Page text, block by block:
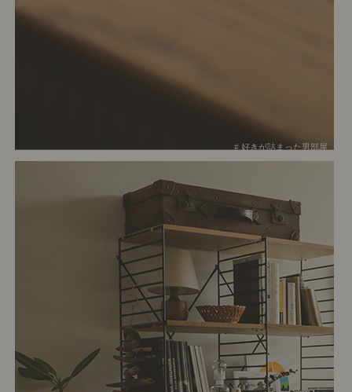
# 好きが詰まった男部屋